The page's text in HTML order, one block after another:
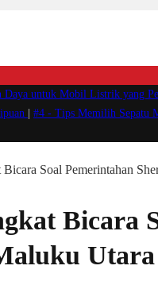
Daya untuk Mobil Listrik yang
#4 - Tips Memilih Sepatu
Soal Pemerintahan
Bicara
Utara